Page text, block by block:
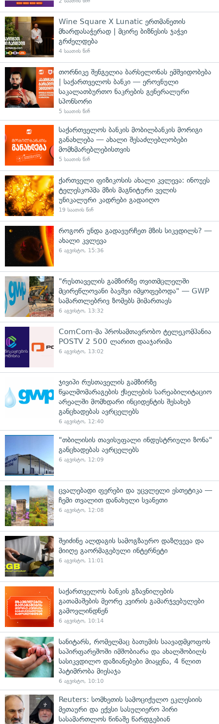
Wine Square X Lunatic ერთმანეთის
მხარდასაჭერად | მცირე ბიზნესის ჯაჭვი
გრძელდება
4 საათის წინ
თორნიკე შენგელია ბარსელონას ემშვიდობება
| საქართველოს ბანკი — ეროვნული
საკალათბურთო ნაკრების გენერალური
სპონსორი
5 საათის წინ
საქართველოს ბანკის მობილბანკის მორიგი
განახლება — ახალი შესაძლებლობები
მომხმარებლებისთვის
5 საათის წინ
ქართველი ფიზიკოსის ახალი კვლევა: ინოუეს
ტელესკოპმა მზის მაგნიტური ველის
უნიკალური კადრები გადაიღო
19 საათის წინ
როგორ უნდა გადავურჩეთ მზის სიკვდილს? —
ახალი კვლევა
6 აგვისტო, 15:36
"რუსთაველის გამზირზე თვითმცლელში
მცირეწლოვანი ბავშვი იმყოფებოდა" — GWP
სამართლებრივ ზომებს მიმართავს
6 აგვისტო, 13:32
ComCom-მა პროსამთავრობო ტელეკომპანია
POSTV 2 500 ლარით დააჯარიმა
6 აგვისტო, 13:02
ჯივიპი რუსთაველის გამზირზე
წყალმომარაგების ქსელების სარეაბილიტაციო
არეალში მომხდარი ინციდენტის შესახებ
განცხადებას ავრცელებს
6 აგვისტო, 12:40
"თბილისის თავისუფალი ინდუსტრიული ზონა"
განცხადებას ავრცელებს
6 აგვისტო, 12:09
ცვალებადი ფერები და უცვლელი ესთეტიკა —
ჩემი თვალით დანახული სვანეთი
6 აგვისტო, 12:08
შეიძინე ალდაგის სამოგზაურო დაზღვევა და
მიიღე გაორმაგებული ინტერნეტი
6 აგვისტო, 11:01
საქართველოს ბანკის გზავნილების
გათამაშების მეორე კვირის გამარჯვებულები
გამოვლინდნენ
6 აგვისტო, 10:14
სანიტარს, რომელმაც ბათუმის საავადმყოფოს
საპირფარეშოში იმშობიარა და ახალშობილს
სასიკვდილო დაზიანებები მიაყენა, 4 წლით
პატიმრობა მიესაჯა
6 აგვისტო, 10:10
Reuters: სომხეთის სამოციქულო ეკლესიის
მეთაური და ექვსი სასულიერო პირი
სასამართლოს წინაშე წარდგებიან